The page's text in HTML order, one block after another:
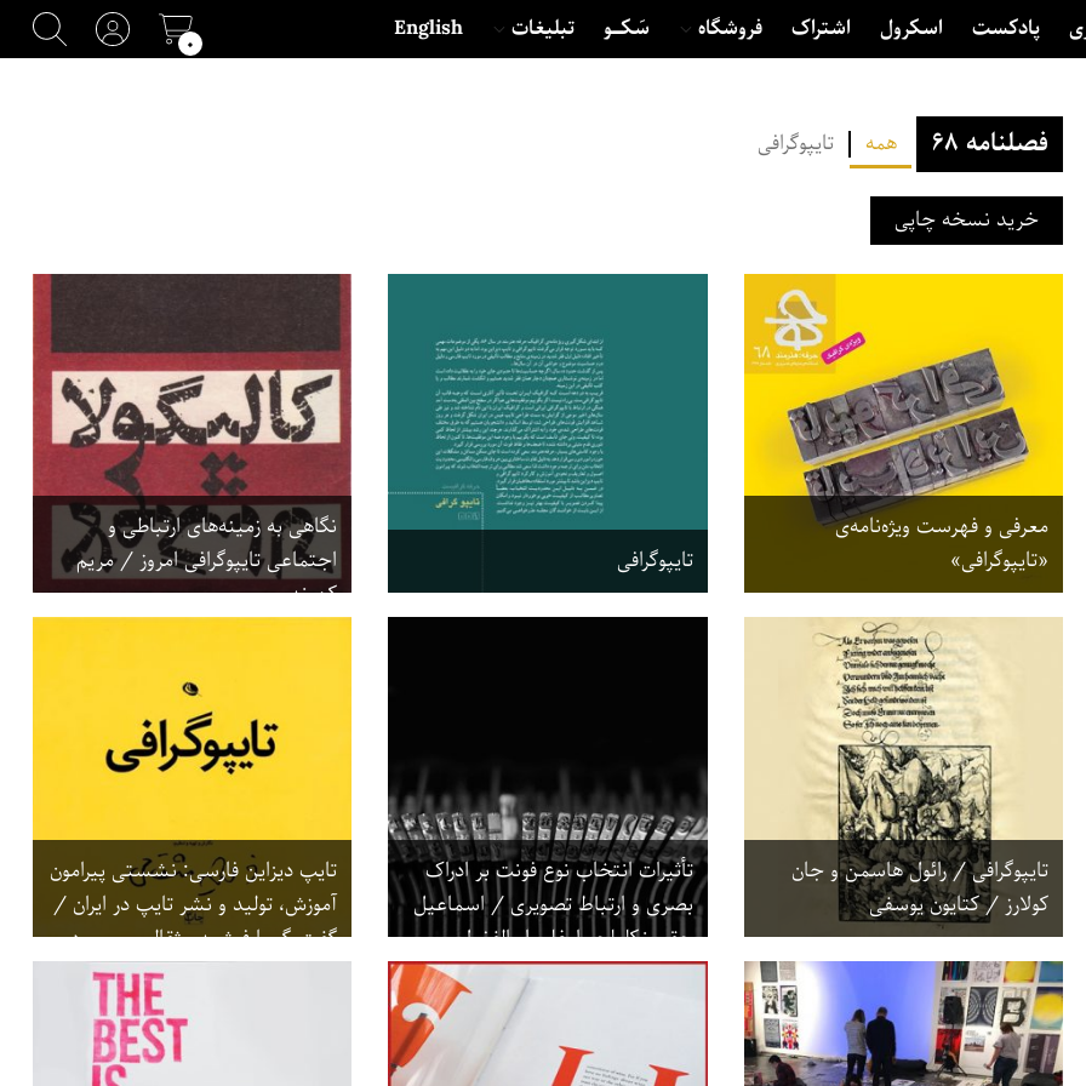
پادکست اسکرول اشتراک فروشگاه سَکــــو تبلیغات English
۰
فصلنامه ۶۸ همه تایپوگرافی
خرید نسخه چاپی
معرفی و فهرست ویژه‌نامه‌ی
«تایپوگرافی»
تایپوگرافی
نگاهی به زمینه‌های ارتباطی و
اجتماعی تایپوگرافی امروز / مریم
کهوند
تایپوگرافی / رائول هاسمن و جان
کولارز / کتایون یوسفی
تأثیرات انتخاب نوع فونت بر ادراک
بصری و ارتباط تصویری / اسماعیل
حقی نکلیلجی‌اوغلو، ابوالفضل
توکلی‌شاندیز
تایپ دیزاین فارسی: نشستی پیرامون
آموزش، تولید و نشر تایپ در ایران /
گفت‌وگو با فرشید مثقالی، مسعود
سپهر و امید هامونی